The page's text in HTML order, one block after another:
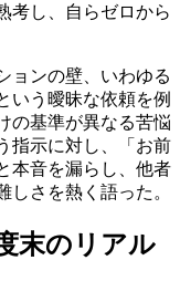
考し、自らゼロから
ョンの壁、いわゆる
いう曖昧な依頼を例
の基準が異なる苦悩
指示に対し、「お前
本音を漏らし、他者
しさを熱く語った。
末のリアル